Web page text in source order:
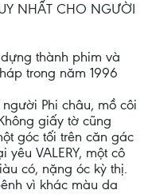
NHẤT CHO NGƯỜI
thành phim và
trong năm 1996
Phi châu, mồ côi
giấy tờ cũng
góc tối trên căn gác
VALERY, một cô
có, nặng óc kỳ thị.
vì khác màu da